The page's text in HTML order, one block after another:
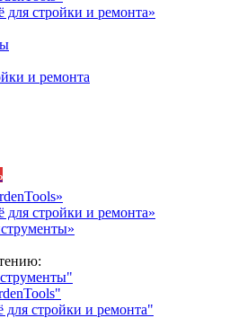
для стройки и ремонта»
и ремонта
для стройки и ремонта»
стройки и ремонта"